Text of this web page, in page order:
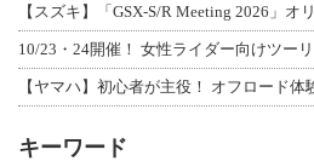
【スズキ】「GSX-S/R Meeting 2026」オ
10/23・24開催！ 女性ライダー向けツー
【ヤマハ】初心者が主役！ オフロード体
キーワード